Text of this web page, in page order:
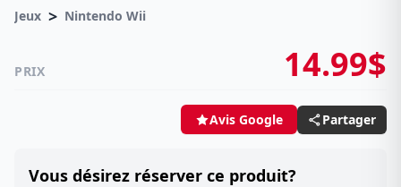
Jeux > Nintendo Wii
PRIX 14.99$
Avis Google Partager
Vous désirez réserver ce produit?